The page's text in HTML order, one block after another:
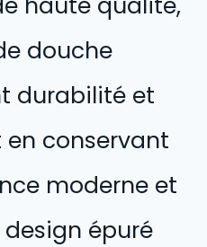
douche
durabilité et
conservant
moderne et
design épuré